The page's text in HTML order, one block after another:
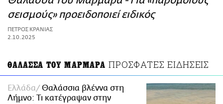
ΑΜΠΑ
PRINT
σεισμούς» προειδοποιεί ειδικός
ΠΕΤΡΟΣ ΚΡΑΝΙΑΣ
2.10.2025
ΘΑΛΑΣΣΑ ΤΟΥ ΜΑΡΜΑΡΑ ΠΡΟΣΦΑΤΕΣ ΕΙΔΗΣΕΙΣ
Ελλάδα
Θαλάσσια βλέννα στη
Λήμνο: Τι κατέγραψαν στην